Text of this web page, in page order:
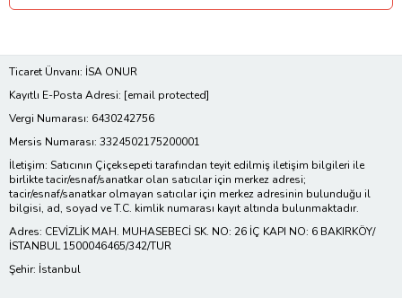
Ticaret Ünvanı: İSA ONUR
Kayıtlı E-Posta Adresi: [email protected]
Vergi Numarası: 6430242756
Mersis Numarası: 3324502175200001
İletişim: Satıcının Çiçeksepeti tarafından teyit edilmiş iletişim bilgileri ile
birlikte tacir/esnaf/sanatkar olan satıcılar için merkez adresi;
tacir/esnaf/sanatkar olmayan satıcılar için merkez adresinin bulunduğu il
bilgisi, ad, soyad ve T.C. kimlik numarası kayıt altında bulunmaktadır.
Adres: CEVİZLİK MAH. MUHASEBECİ SK. NO: 26 İÇ KAPI NO: 6 BAKIRKÖY/
İSTANBUL 1500046465/342/TUR
Şehir: İstanbul